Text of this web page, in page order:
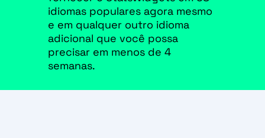
idiomas populares agora mesmo
e em qualquer outro idioma
adicional que você possa
precisar em menos de 4
semanas.